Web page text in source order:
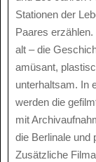
Stationen der
Paares
alt – die
amüsant,
unterhaltsam. In
werden die
mit
die Berlinale und
Zusätzliche